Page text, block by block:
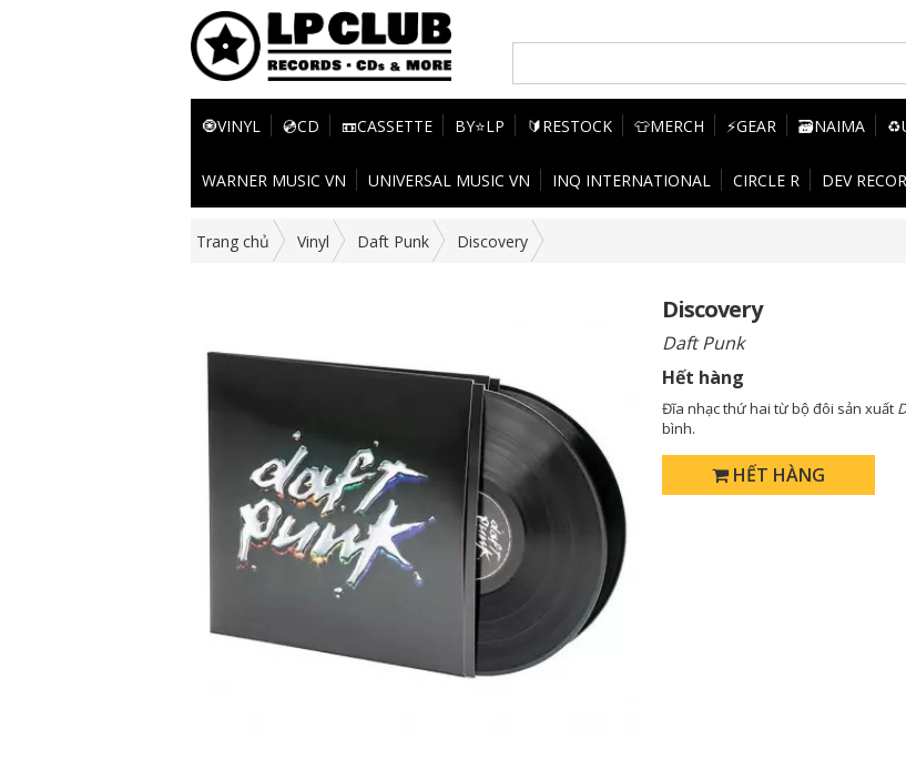
🧿VINYL 💿CD 📼CASSETTE BY⭐LP 🔰RESTOCK 👕MERCH ⚡GEAR 🗃️NAIMA
WARNER MUSIC VN UNIVERSAL MUSIC VN INQ INTERNATIONAL CIRCLE R DEV
Trang chủ Vinyl Daft Punk Discovery
Discovery
Daft Punk
Hết hàng
Đĩa nhạc thứ hai từ bộ đôi sản xuất
bình.
HẾT HÀNG